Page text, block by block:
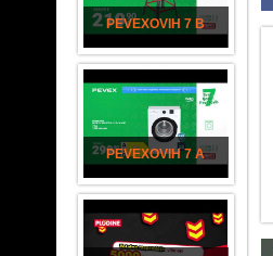
PEVEXOVIH 7 B
PEVEXOVIH 7 A